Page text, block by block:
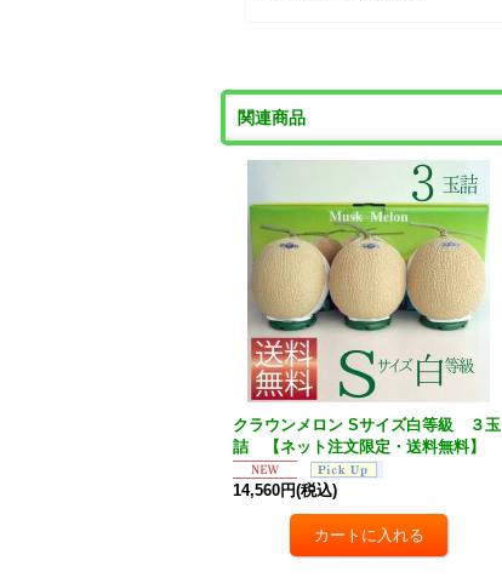
関連商品
クラウンメロン Sサイズ白等級 ３玉
詰 【ネット注文限定・送料無料】
14,560円(税込)